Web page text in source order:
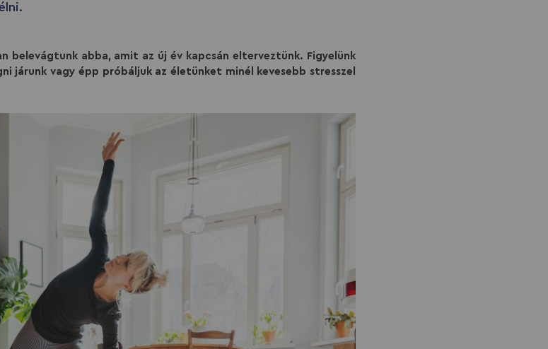
belevágtunk abba, amit az új év kapcsán elterveztünk. Figyelünk
járunk vagy épp próbáljuk az életünket minél kevesebb stresszel